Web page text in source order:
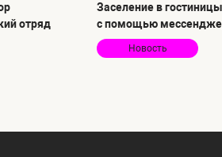
отряд
Заселение в
с помощью
Новость